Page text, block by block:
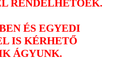
RENDELHETŐEK.
ÉS EGYEDI
IS KÉRHETŐ
ÁGYUNK.